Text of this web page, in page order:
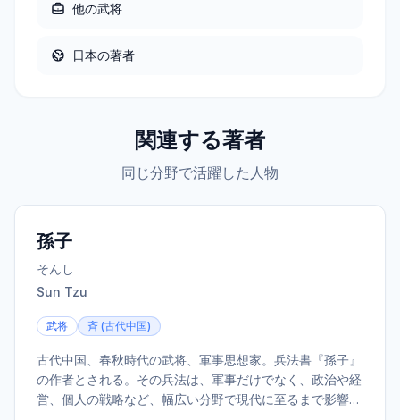
他の武将
日本の著者
関連する著者
同じ分野で活躍した人物
孫子
そんし
Sun Tzu
武将 斉 (古代中国)
古代中国、春秋時代の武将、軍事思想家。兵法書『孫子』
の作者とされる。その兵法は、軍事だけでなく、政治や経
営、個人の戦略など、幅広い分野で現代に至るまで影響を